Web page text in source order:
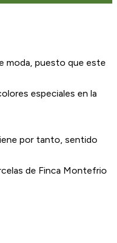
moda, puesto que este
especiales en la
por tanto, sentido
de Finca Montefrio